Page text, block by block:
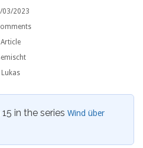
03/2023
Article
Lukas
in the series Wind über